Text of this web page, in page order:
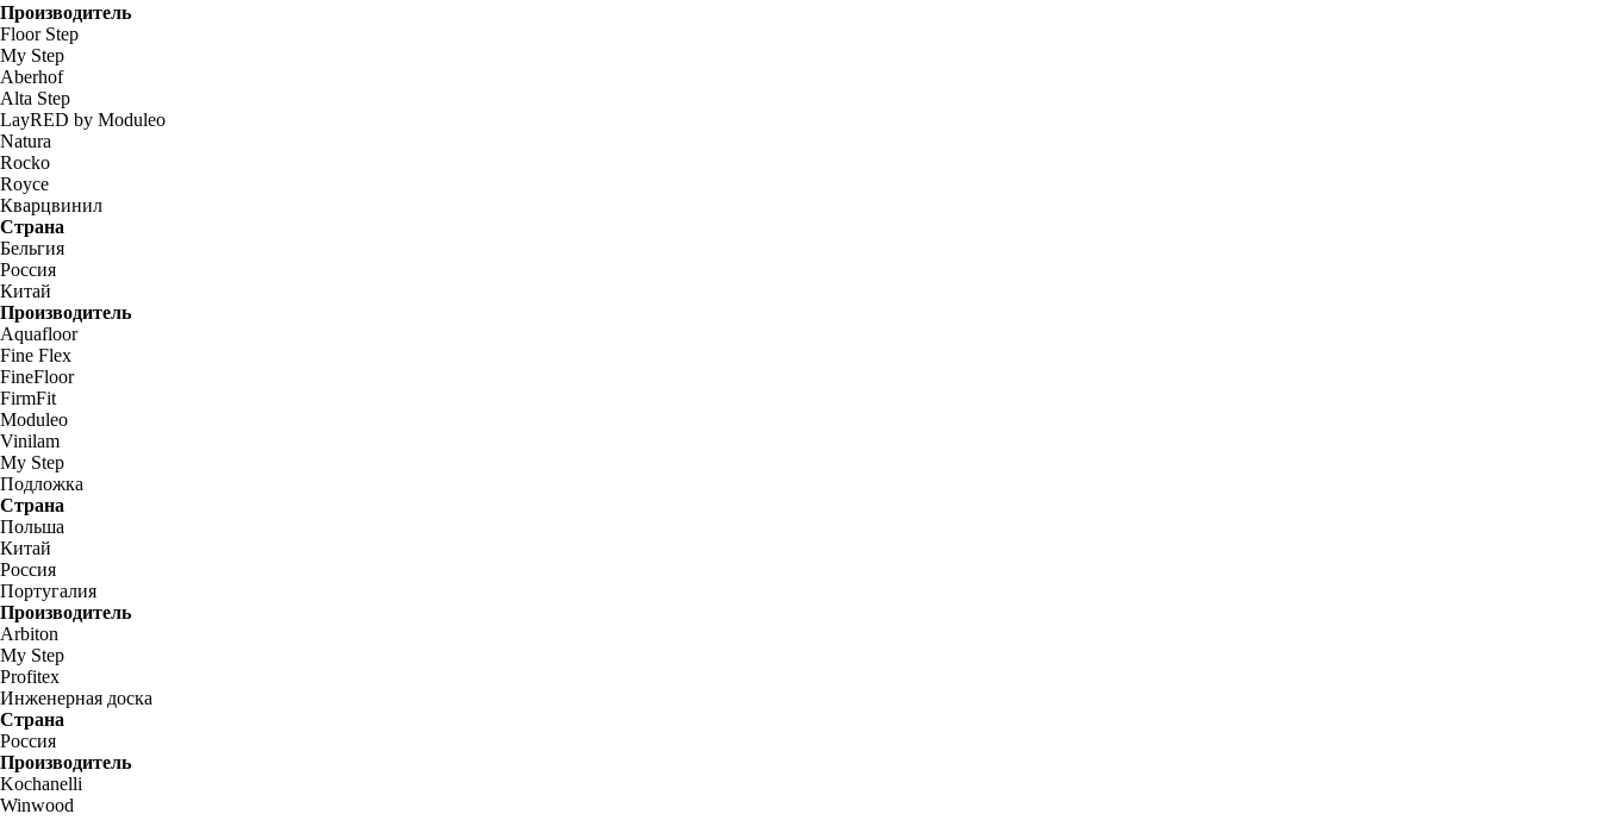
Производитель
Floor Step
My Step
Aberhof
Alta Step
LayRED by Moduleo
Natura
Rocko
Royce
Кварцвинил
Страна
Бельгия
Россия
Китай
Производитель
Aquafloor
Fine Flex
FineFloor
FirmFit
Moduleo
Vinilam
My Step
Подложка
Страна
Польша
Китай
Россия
Португалия
Производитель
Arbiton
My Step
Profitex
Инженерная доска
Страна
Россия
Производитель
Kochanelli
Winwood